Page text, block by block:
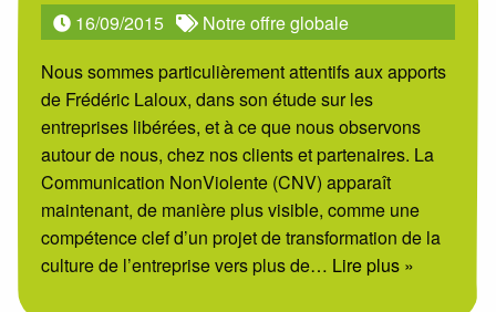
16/09/2015
Notre offre globale
Nous sommes particulièrement attentifs aux apports
de Frédéric Laloux, dans son étude sur les
entreprises libérées, et à ce que nous observons
autour de nous, chez nos clients et partenaires. La
Communication NonViolente (CNV) apparaît
maintenant, de manière plus visible, comme une
compétence clef d’un projet de transformation de la
culture de l’entreprise vers plus de… Lire plus »